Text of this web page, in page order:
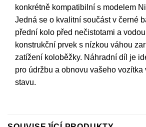
konkrétně kompatibilní s modelem
Jedná se o kvalitní součást v černé
přední kolo před nečistotami a
konstrukční prvek s nízkou váhou
zatížení koloběžky. Náhradní díl je
pro údržbu a obnovu vašeho vozítka
stavu.